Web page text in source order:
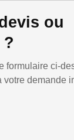
ou
formulaire ci-
demande